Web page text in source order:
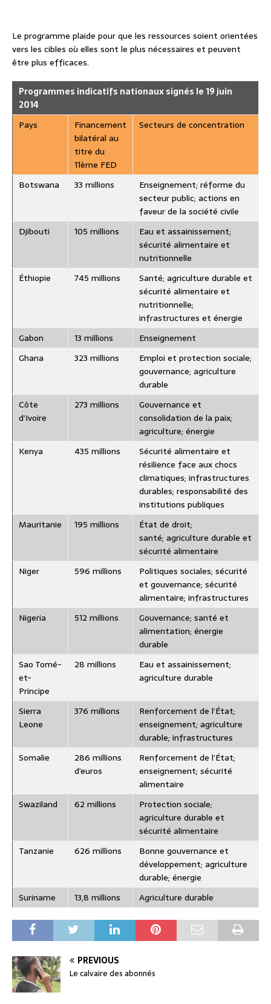
Le programme plaide pour que les ressources soient orientées
vers les cibles où elles sont le plus nécessaires et peuvent
être plus efficaces.
Programmes indicatifs nationaux signés le 19 juin
2014
Pays
Financement
bilatéral au
titre du
11ème FED
Secteurs de concentration
Botswana 33 millions
Enseignement; réforme du
secteur public; actions en
faveur de la société civile
Djibouti
105 millions
Eau et assainissement;
sécurité alimentaire et
nutritionnelle
Éthiopie
745 millions
Santé; agriculture durable et
sécurité alimentaire et
nutritionnelle;
infrastructures et énergie
Gabon
13 millions
Enseignement
Ghana
323 millions
Emploi et protection sociale;
gouvernance; agriculture
durable
Côte
d’Ivoire
273 millions
Gouvernance et
consolidation de la paix;
agriculture; énergie
Kenya
435 millions
Sécurité alimentaire et
résilience face aux chocs
climatiques; infrastructures
durables; responsabilité des
institutions publiques
Mauritanie
195 millions
État de droit;
santé; agriculture durable et
sécurité alimentaire
Niger
596 millions
Politiques sociales; sécurité
et gouvernance; sécurité
alimentaire; infrastructures
Nigeria
512 millions
Gouvernance; santé et
alimentation; énergie
durable
Sao Tomé-
et-
Principe
28 millions
Eau et assainissement;
agriculture durable
Sierra
Leone
376 millions
Renforcement de l’État;
enseignement; agriculture
durable; infrastructures
Somalie
286 millions
d’euros
Renforcement de l’État;
enseignement; sécurité
alimentaire
Swaziland
62 millions
Protection sociale;
agriculture durable et
sécurité alimentaire
Tanzanie
626 millions
Bonne gouvernance et
développement; agriculture
durable; énergie
Suriname
13,8 millions Agriculture durable
PREVIOUS
Le calvaire des abonnés